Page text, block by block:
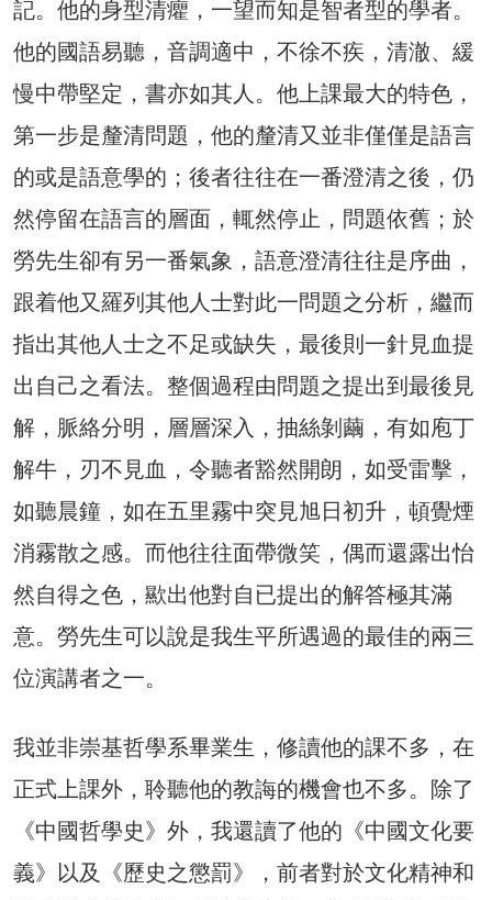
記。他的身型清癯，一望而知是智者型的學者。
他的國語易聽，音調適中，不徐不疾，清澈、緩
慢中帶堅定，書亦如其人。他上課最大的特色，
第一步是釐清問題，他的釐清又並非僅僅是語言
的或是語意學的；後者往往在一番澄清之後，仍
然停留在語言的層面，輒然停止，問題依舊；於
勞先生卻有另一番氣象，語意澄清往往是序曲，
跟着他又羅列其他人士對此一問題之分析，繼而
指出其他人士之不足或缺失，最後則一針見血提
出自己之看法。整個過程由問題之提出到最後見
解，脈絡分明，層層深入，抽絲剝繭，有如庖丁
解牛，刃不見血，令聽者豁然開朗，如受雷擊，
如聽晨鐘，如在五里霧中突見旭日初升，頓覺煙
消霧散之感。而他往往面帶微笑，偶而還露出怡
然自得之色，歞出他對自已提出的解答極其滿
意。勞先生可以說是我生平所遇過的最佳的兩三
位演講者之一。
我並非崇基哲學系畢業生，修讀他的課不多，在
正式上課外，聆聽他的教誨的機會也不多。除了
《中國哲學史》外，我還讀了他的《中國文化要
義》以及《歷史之懲罰》，前者對於文化精神和